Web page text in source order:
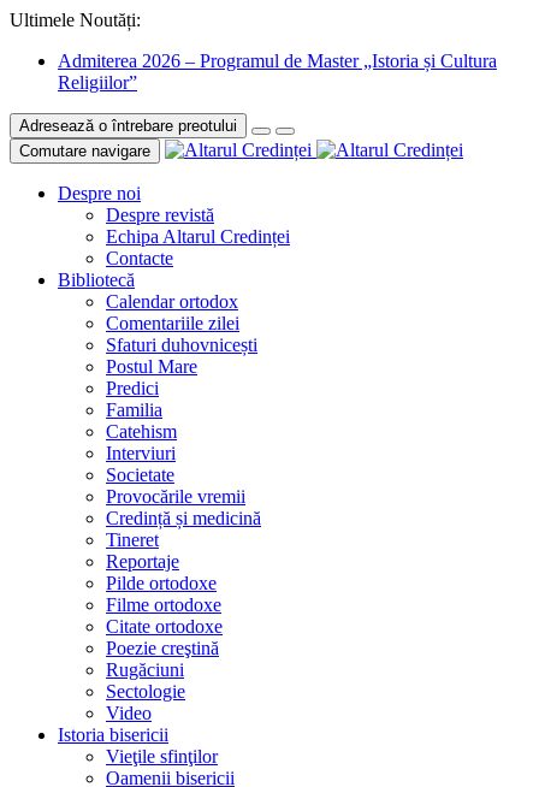
Ultimele Noutăți:
Admiterea 2026 – Programul de Master „Istoria și Cultura
Religiilor”
Adresează o întrebare preotului
Comutare navigare
Despre noi
Despre revistă
Echipa Altarul Credinței
Contacte
Bibliotecă
Calendar ortodox
Comentariile zilei
Sfaturi duhovnicești
Postul Mare
Predici
Familia
Catehism
Interviuri
Societate
Provocările vremii
Credință și medicină
Tineret
Reportaje
Pilde ortodoxe
Filme ortodoxe
Citate ortodoxe
Poezie creştină
Rugăciuni
Sectologie
Video
Istoria bisericii
Vieţile sfinţilor
Oamenii bisericii